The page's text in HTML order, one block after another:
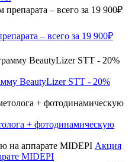
– всего за 19 900₽
BeautyLizer STT - 20%
+ фотодинамическую
Акция
MIDEPI